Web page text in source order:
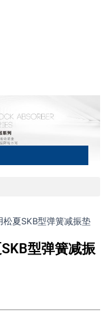
夏SKB型弹簧减振垫
型弹簧减振